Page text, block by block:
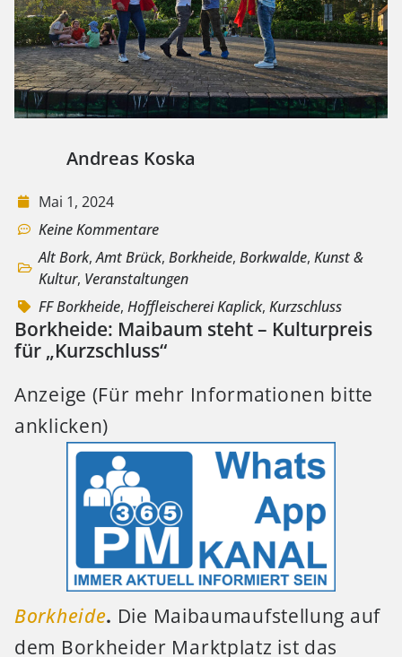
Andreas Koska
Mai 1, 2024
Keine Kommentare
Alt Bork,Amt Brück, Borkheide, Borkwalde, Kunst &
Kultur, Veranstaltungen
FF Borkheide, Hoffleischerei Kaplick, Kurzschluss
Borkheide: Maibaum steht – Kulturpreis
für „Kurzschluss“
Anzeige (Für mehr Informationen bitte
anklicken)
Borkheide. Die Maibaumaufstellung auf
dem Borkheider Marktplatz ist das